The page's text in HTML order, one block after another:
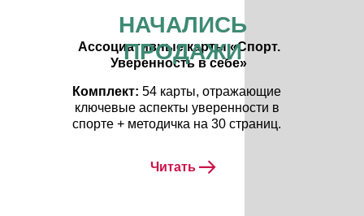
Читать
Комплект: 54 карты, отражающие
ключевые аспекты уверенности в
спорте + методичка на 30 страниц.
Ассоциативные карты «Спорт.
Уверенность в себе»
НАЧАЛИСЬ
ПРОДАЖИ